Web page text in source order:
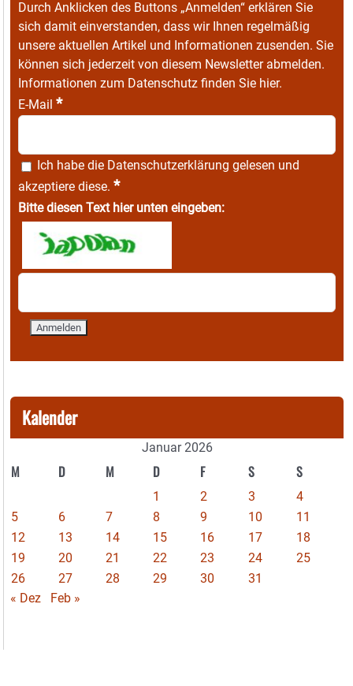
Durch Anklicken des Buttons „Anmelden“ erklären Sie
sich damit einverstanden, dass wir Ihnen regelmäßig
unsere aktuellen Artikel und Informationen zusenden. Sie
können sich jederzeit von diesem Newsletter abmelden.
Informationen zum Datenschutz finden Sie hier.
E-Mail *
Ich habe die Datenschutzerklärung gelesen und
akzeptiere diese. *
Bitte diesen Text hier unten eingeben:
Kalender
Januar 2026
M D M D F S S
1 2 3
4
5
6 7 8 9 10
11
12
13 14 15 16 17
18
19
20 21 22 23 24
25
26
27 28 29 30
31
« Dez
Feb »